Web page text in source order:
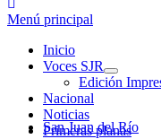
Menú principal
Inicio
Voces SJR
Edición
Nacional
Noticias
Primeras planas
San Juan del Río